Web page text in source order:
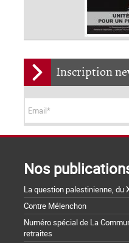
Inscription
Nos
La question palestinienne, du
Contre Mélenchon
Numéro spécial de La
retraites